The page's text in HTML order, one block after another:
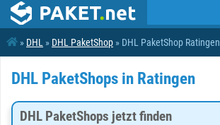
» DHL » DHL PaketShop » DHL PaketShop Ratingen
DHL PaketShops in Ratingen
DHL PaketShops jetzt finden